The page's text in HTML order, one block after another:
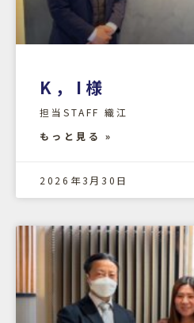
K，I様
担当STAFF 織江
もっと見る »
2026年3月30日